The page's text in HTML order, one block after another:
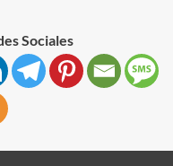
Sociales